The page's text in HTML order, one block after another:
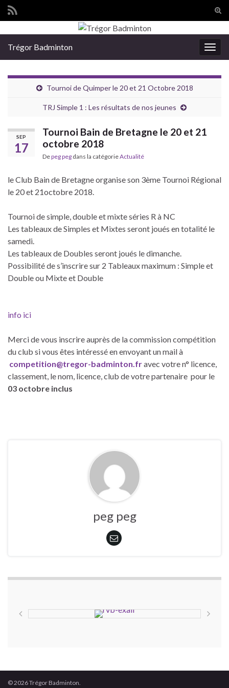
Search for:
Trégor Badminton
Tournoi de Quimper le 20 et 21 Octobre 2018
TRJ Simple 1 : Les résultats de nos jeunes
SEP
17
Tournoi Bain de Bretagne le 20 et 21
octobre 2018
Depeg peg dans la catégorieActualité
le Club Bain de Bretagne organise son 3ème Tournoi Régional
le 20 et 21octobre 2018.
Tournoi de simple, double et mixte séries R à NC
Les tableaux de Simples et Mixtes seront joués en totalité le
samedi.
Les tableaux de Doubles seront joués le dimanche.
Possibilité de s’inscrire sur 2 Tableaux maximum : Simple et
Double ou Mixte et Double
info ici
Merci de vous inscrire auprès de la commission compétition
du club si vous êtes intéressé en envoyant un mail à
competition@tregor-badminton.fravec votre n° licence,
classement, le nom, licence, club de votre partenaire pour le
03 octobre inclus
peg peg
© 2026 Trégor Badminton.